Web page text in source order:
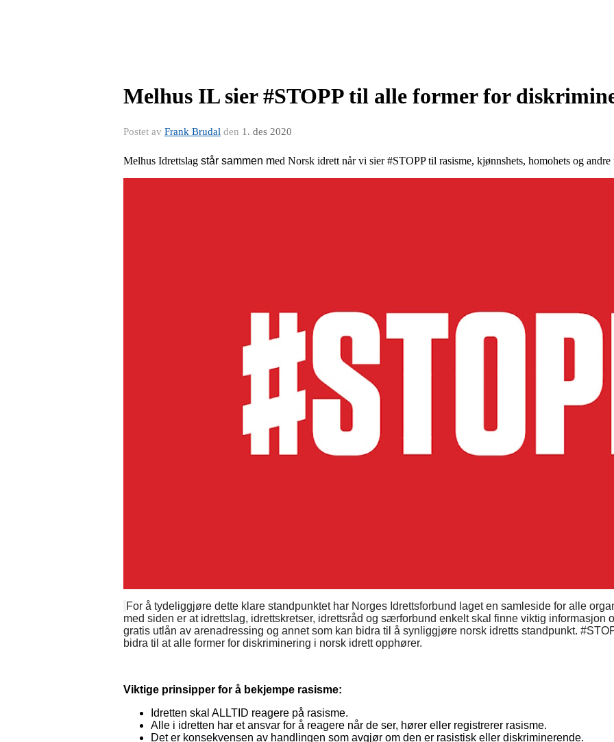
Melhus IL sier #STOPP til alle former for
Postet av Frank Brudal den 1. des 2020
Melhus Idrettslag står sammen med Norsk idrett når vi sier #STOPP til rasisme, kjønnshets, homohets og
For å tydeliggjøre dette klare standpunktet har Norges Idrettsforbund laget en samleside for alle
med siden er at idrettslag, idrettskretser, idrettsråd og særforbund enkelt skal finne viktig informasjon
gratis utlån av arenadressing og annet som kan bidra til å synliggjøre norsk idretts standpunkt.
bidra til at alle former for diskriminering i norsk idrett opphører.
Viktige prinsipper for å bekjempe rasisme:
Idretten skal ALLTID reagere på rasisme.
Alle i idretten har et ansvar for å reagere når de ser, hører eller registrerer rasisme.
Det er konsekvensen av handlingen som avgjør om den er rasistisk eller diskriminerende.